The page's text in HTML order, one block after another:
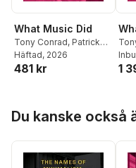
What Music Did
Tony Conrad, Patrick
Nickleson
Häftad, 2026
481 kr 1
Du kanske också